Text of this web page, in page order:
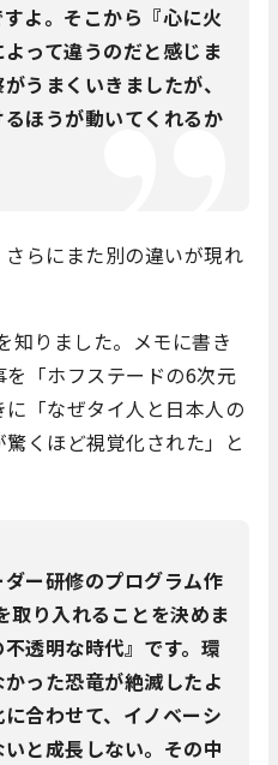
よ。そこから『心に火
って違うのだと感じま
うまくいきましたが、
ほうが動いてくれるか
らにまた別の違いが現れ
知りました。メモに書き
「ホフステードの6次元
「なぜタイ人と日本人の
くほど視覚化された」と
ダー研修のプログラム作
取り入れることを決めま
透明な時代』です。環
った恐竜が絶滅したよ
合わせて、イノベーシ
と成長しない。その中